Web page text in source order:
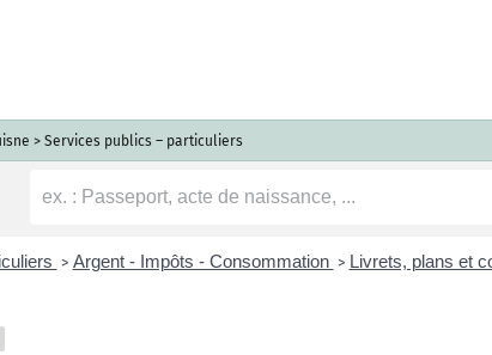
> Services publics – particuliers
> Argent - Impôts - Consommation > Livrets, plans et